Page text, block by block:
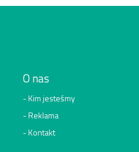
O nas
Kim jesteśmy
Reklama
Kontakt